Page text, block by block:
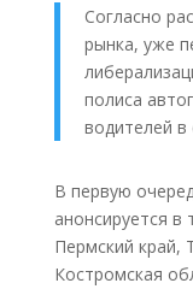
Согласно
рынка, уже
полиса
водителей в
В первую
анонсируется в
Пермский край,
Костромская